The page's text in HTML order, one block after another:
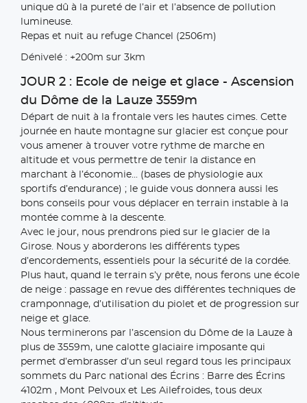
unique dû à la pureté de l’air et l’absence de pollution
lumineuse.
Repas et nuit au refuge Chancel (2506m)
Dénivelé : +200m sur 3km
JOUR 2 : Ecole de neige et glace - Ascension
du Dôme de la Lauze 3559m
Départ de nuit à la frontale vers les hautes cimes. Cette
journée en haute montagne sur glacier est conçue pour
vous amener à trouver votre rythme de marche en
altitude et vous permettre de tenir la distance en
marchant à l’économie... (bases de physiologie aux
sportifs d’endurance) ; le guide vous donnera aussi les
bons conseils pour vous déplacer en terrain instable à la
montée comme à la descente.
Avec le jour, nous prendrons pied sur le glacier de la
Girose. Nous y aborderons les différents types
d’encordements, essentiels pour la sécurité de la cordée.
Plus haut, quand le terrain s’y prête, nous ferons une école
de neige : passage en revue des différentes techniques de
cramponnage, d’utilisation du piolet et de progression sur
neige et glace.
Nous terminerons par l’ascension du Dôme de la Lauze à
plus de 3559m, une calotte glaciaire imposante qui
permet d’embrasser d’un seul regard tous les principaux
sommets du Parc national des Écrins : Barre des Écrins
4102m , Mont Pelvoux et Les Ailefroides, tous deux